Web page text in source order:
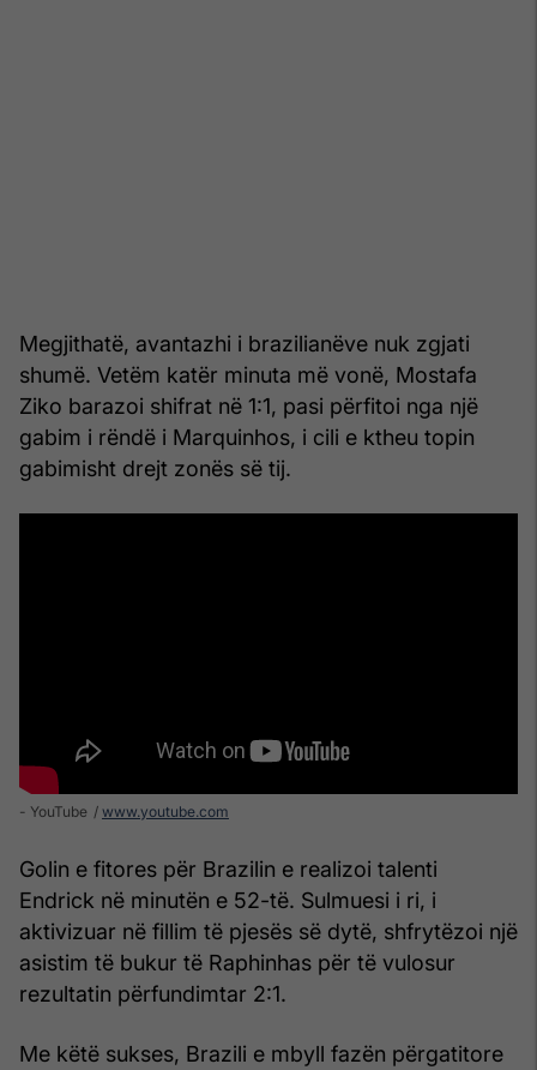
Megjithatë, avantazhi i brazilianëve nuk zgjati
shumë. Vetëm katër minuta më vonë, Mostafa
Ziko barazoi shifrat në 1:1, pasi përfitoi nga një
gabim i rëndë i Marquinhos, i cili e ktheu topin
gabimisht drejt zonës së tij.
- YouTube www.youtube.com
Golin e fitores për Brazilin e realizoi talenti
Endrick në minutën e 52-të. Sulmuesi i ri, i
aktivizuar në fillim të pjesës së dytë, shfrytëzoi një
asistim të bukur të Raphinhas për të vulosur
rezultatin përfundimtar 2:1.
Me këtë sukses, Brazili e mbyll fazën përgatitore